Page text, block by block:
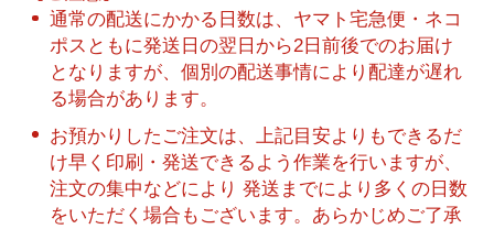
通常の配送にかかる日数は、ヤマト宅急便・ネコ
ポスともに発送日の翌日から2日前後でのお届け
となりますが、個別の配送事情により配達が遅れ
る場合があります。
お預かりしたご注文は、上記目安よりもできるだ
け早く印刷・発送できるよう作業を行いますが、
注文の集中などにより 発送までにより多くの日数
をいただく場合もございます。あらかじめご了承